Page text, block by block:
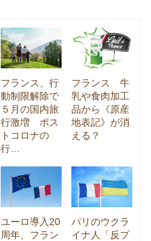
フランス、行
動制限解除で
５月の国内旅
行激増 ポス
トコロナの
行…
フランス 牛
乳や食肉加工
品から《原産
地表記》が消
える？
ユーロ導入20
周年、フラン
パリのウクラ
イナ人「反プ